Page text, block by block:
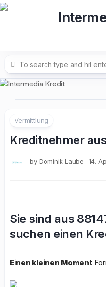
Skip
Vermittlung
Kreditnehmer
by Dominik Laube 14.
Sie sind aus
suchen einen
Einen kleinen Moment